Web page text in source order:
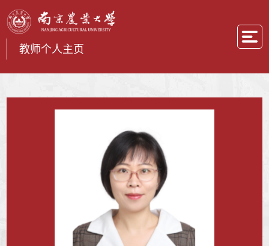
教师个人主页